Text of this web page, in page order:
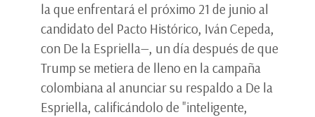
la que enfrentará el próximo 21 de junio al
candidato del Pacto Histórico, Iván Cepeda,
con De la Espriella—, un día después de que
Trump se metiera de lleno en la campaña
colombiana al anunciar su respaldo a De la
Espriella, calificándolo de "inteligente,